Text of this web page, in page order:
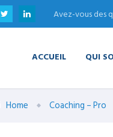
Avez-vous des
ACCUEIL QUI
Home Coaching – Pro